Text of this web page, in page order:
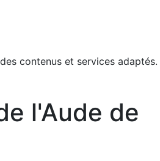
contenus et services adaptés.
l'Aude de